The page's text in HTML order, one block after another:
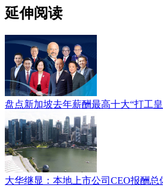
延伸阅读
盘点新加坡去年薪酬最高十大“打工
大华继显：本地上市公司CEO报酬总